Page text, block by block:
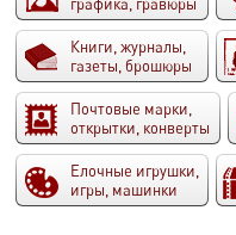
Книги, журналы,
газеты, брошюры
Почтовые марки,
открытки, конверты
Елочные игрушки,
игры, машинки